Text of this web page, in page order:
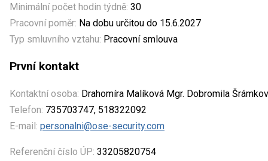
Minimální počet hodin týdně: 30
Pracovní poměr: Na dobu určitou do 15.6.2027
Typ smluvního vztahu: Pracovní smlouva
První kontakt
Kontaktní osoba: Drahomíra Malíková Mgr. Dobromila
Telefon: 735703747, 518322092
E-mail: personalni@ose-security.com
Referenční číslo ÚP: 33205820754